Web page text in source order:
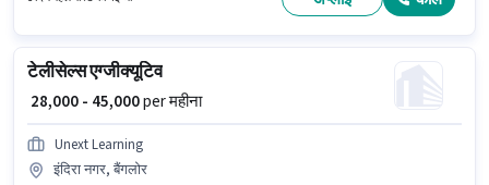
टेलीसेल्स एग्जीक्यूटिव
₹ 28,000 - 45,000per महीना
Unext Learning
इंदिरा नगर, बैंगलोर